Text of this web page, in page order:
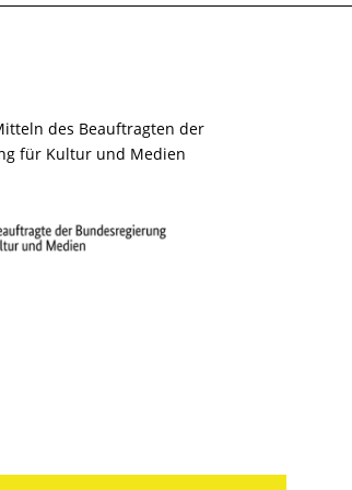
des Beauftragten der
für Kultur und Medien